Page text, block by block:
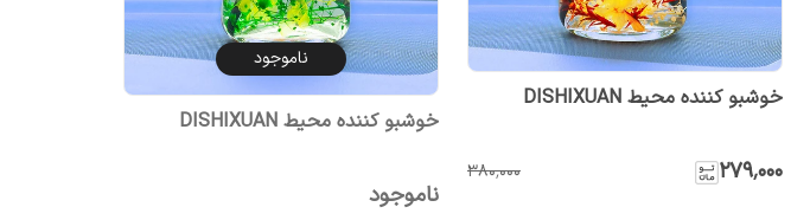
خوشبو کننده محیط DISHIXUAN
۲۷۹٬۰۰۰ ۳۸۰٬۰۰۰
ناموجود
خوشبو کننده محیط DISHIXUAN
ناموجود